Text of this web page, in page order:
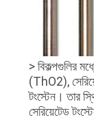
> বিকল্পগুলির
(ThO2),
টংস্টেন। তার
সেরিয়েটেড